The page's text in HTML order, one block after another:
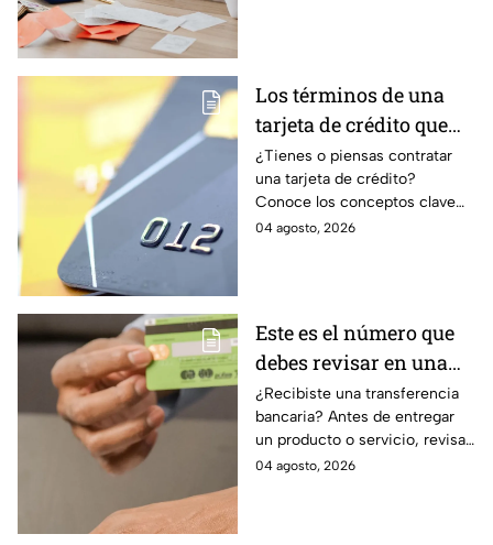
Los términos de una
tarjeta de crédito que
debes entender para
evitar deudas
¿Tienes o piensas contratar
una tarjeta de crédito?
Conoce los conceptos clave
como CAT, fecha de corte,
04 agosto, 2026
Este es el número que
debes revisar en una
transferencia bancaria
para evitar fraudes
¿Recibiste una transferencia
bancaria? Antes de entregar
un producto o servicio, revisa
este número clave para
04 agosto, 2026